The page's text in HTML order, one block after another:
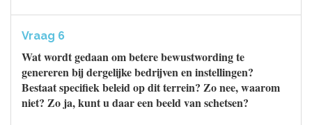
Vraag 6
Wat wordt gedaan om betere bewustwording te
genereren bij dergelijke bedrijven en instellingen?
Bestaat specifiek beleid op dit terrein? Zo nee, waarom
niet? Zo ja, kunt u daar een beeld van schetsen?